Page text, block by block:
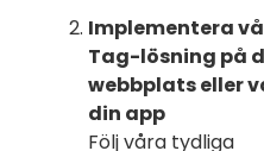
Implementera
Tag-lösning på
webbplats eller
din app
Följ våra tydliga